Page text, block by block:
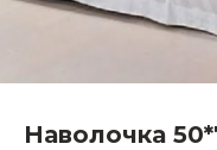
Наволочка